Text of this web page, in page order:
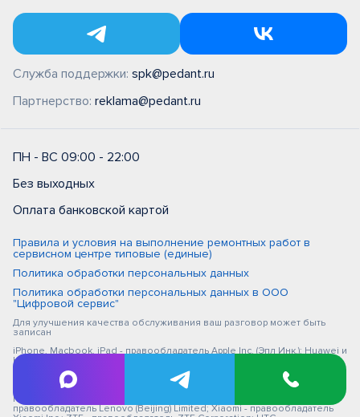
Служба поддержки: spk@pedant.ru
Партнерство: reklama@pedant.ru
ПН - ВС 09:00 - 22:00
Без выходных
Оплата банковской картой
Правила и условия на выполнение ремонтных работ в
сервисном центре типовые (единые)
Политика обработки персональных данных
Политика обработки персональных данных в ООО
"Цифровой сервис"
Для улучшения качества обслуживания ваш разговор может быть
записан
iPhone, Macbook, iPad - правообладатель Apple Inc. (Эпл Инк.); Huawei и
Honor - правообладатель HUAWEI TECHNOLOGIES CO., LTD. (ХУАВЕЙ
ТЕКНОЛОДЖИС КО., ЛТД.); Samsung – правообладатель Samsung
Electronics Co. Ltd. (Самсунг Электроникс Ко., Лтд.); MEIZU -
правообладатель MEIZU TECHNOLOGY CO., LTD.; Nokia -
правообладатель Nokia Corporation (Нокиа Корпорейшн); Lenovo -
правообладатель Lenovo (Beijing) Limited; Xiaomi - правообладатель